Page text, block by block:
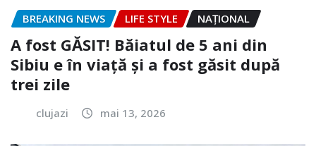
BREAKING NEWS LIFE STYLE NAŢIONAL
A fost GĂSIT! Băiatul de 5 ani din
Sibiu e în viață și a fost găsit după
trei zile
clujazi mai 13, 2026